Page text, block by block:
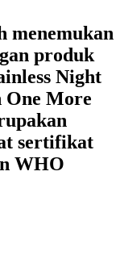
menemukan
produk
Night
One More
sertifikat
WHO